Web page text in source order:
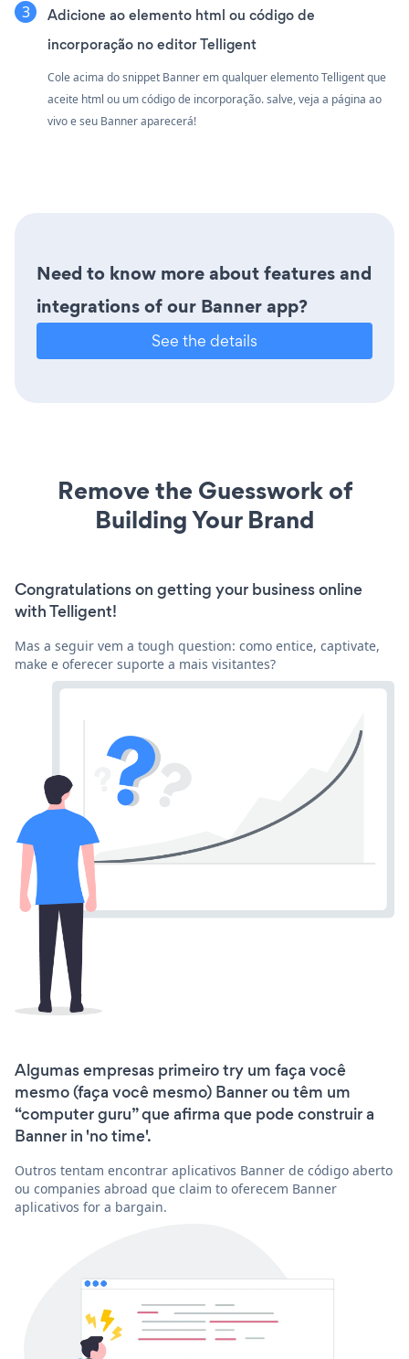
Adicione ao elemento html ou código de
incorporação no editor Telligent
Cole acima do snippet Banner em qualquer elemento Telligent que
aceite html ou um código de incorporação. salve, veja a página ao
vivo e seu Banner aparecerá!
Need to know more about features and
integrations of our Banner app?
See the details
Remove the Guesswork of
Building Your Brand
Congratulations on getting your business online
with Telligent!
Mas a seguir vem a tough question: como entice, captivate,
make e oferecer suporte a mais visitantes?
Algumas empresas primeiro try um faça você
mesmo (faça você mesmo) Banner ou têm um
“computer guru” que afirma que pode construir a
Banner in 'no time'.
Outros tentam encontrar aplicativos Banner de código aberto
ou companies abroad que claim to oferecem Banner
aplicativos for a bargain.